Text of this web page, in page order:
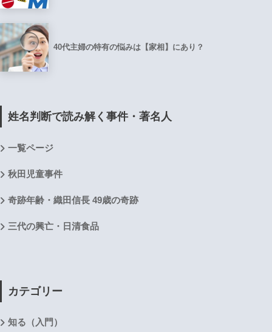
40代主婦の特有の悩みは【家相】にあり？
姓名判断で読み解く事件・著名人
一覧ページ
秋田児童事件
奇跡年齢・織田信長 49歳の奇跡
三代の興亡・日清食品
カテゴリー
知る（入門）